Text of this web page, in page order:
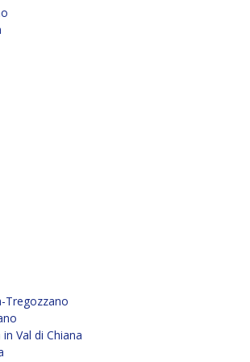
Tregozzano
in Val di Chiana